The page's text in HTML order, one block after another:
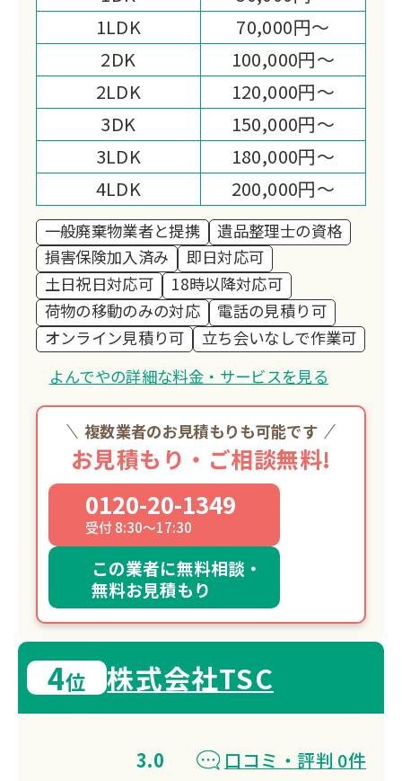
差別化された買取力で、安心と満足をお
約束します。
1LDK
70,000円～
2DK
100,000円～
2LDK
120,000円～
3DK
150,000円～
3LDK
180,000円～
4LDK
200,000円～
一般廃棄物業者と提携
遺品整理士の資格
損害保険加入済み
即日対応可
土日祝日対応可
18時以降対応可
荷物の移動のみの対応
電話の見積り可
オンライン見積り可
立ち会いなしで作業可
よんでやの詳細な料金・サービスを見る
複数業者のお見積もりも可能です
お見積もり・ご相談無料!
0120-20-1349
受付 8:30～17:30
この業者に無料相談・
無料お見積もり
4位 株式会社TSC
3.0
口コミ・評判 0件